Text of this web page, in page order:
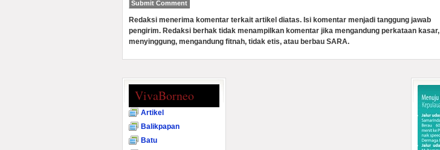
Redaksi menerima komentar terkait artikel diatas. Isi komentar menjadi tanggung jawab
pengirim. Redaksi berhak tidak menampilkan komentar jika mengandung perkataan kasar,
menyinggung, mengandung fitnah, tidak etis, atau berbau SARA.
VivaBorneo
Artikel
Balikpapan
Batu